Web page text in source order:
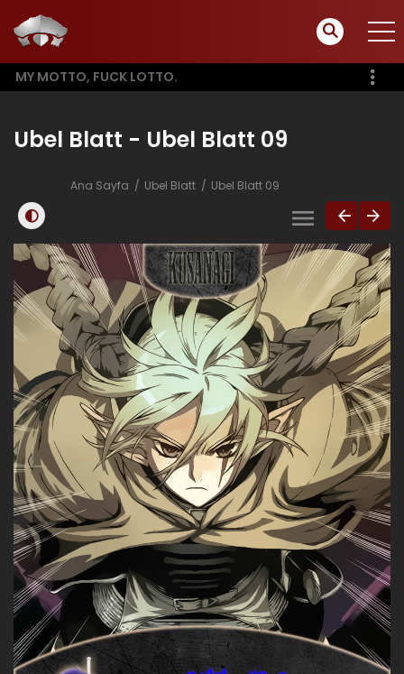
MY MOTTO, FUCK LOTTO.
Ubel Blatt - Ubel Blatt 09
Ana Sayfa Ubel Blatt Ubel Blatt 09